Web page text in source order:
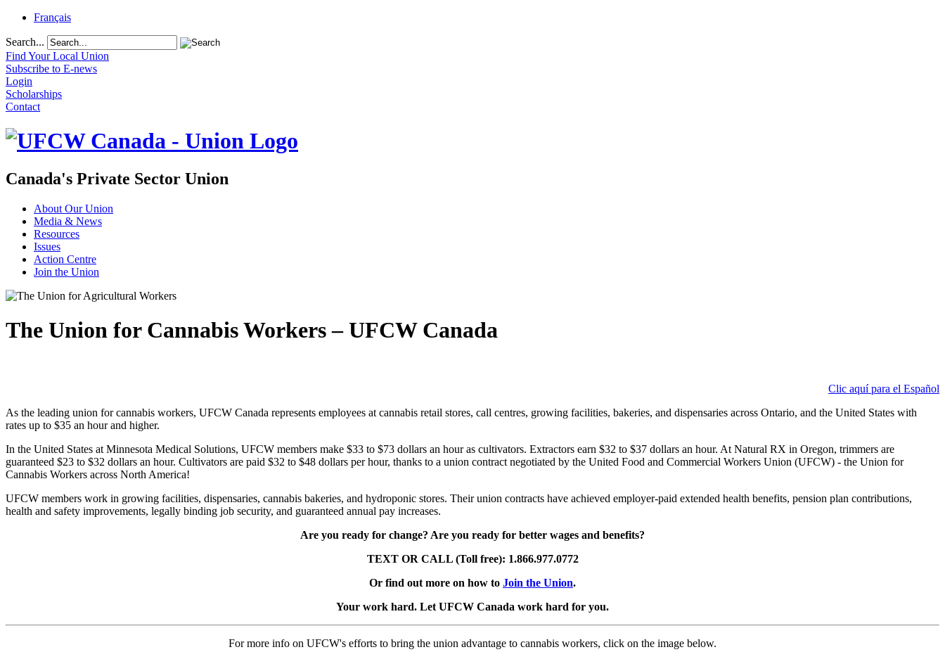
Français
Search...
Find Your Local Union
Subscribe to E-news
Login
Scholarships
Contact
Canada's Private Sector Union
About Our Union
Media & News
Resources
Issues
Action Centre
Join the Union
The Union for Cannabis Workers – UFCW Canada
Clic aquí para el Español
As the leading union for cannabis workers, UFCW Canada represents employees at cannabis retail stores, call centres, growing facilities, bakeries, and dispensaries across Ontario, and the United States with
rates up to $35 an hour and higher.
In the United States at Minnesota Medical Solutions, UFCW members make $33 to $73 dollars an hour as cultivators. Extractors earn $32 to $37 dollars an hour. At Natural RX in Oregon, trimmers are
guaranteed $23 to $32 dollars an hour. Cultivators are paid $32 to $48 dollars per hour, thanks to a union contract negotiated by the United Food and Commercial Workers Union (UFCW) - the Union for
Cannabis Workers across North America!
UFCW members work in growing facilities, dispensaries, cannabis bakeries, and hydroponic stores. Their union contracts have achieved employer-paid extended health benefits, pension plan contributions,
health and safety improvements, legally binding job security, and guaranteed annual pay increases.
Are you ready for change? Are you ready for better wages and benefits?
TEXT OR CALL (Toll free): 1.866.977.0772
Or find out more on how to Join the Union.
Your work hard. Let UFCW Canada work hard for you.
For more info on UFCW's efforts to bring the union advantage to cannabis workers, click on the image below.